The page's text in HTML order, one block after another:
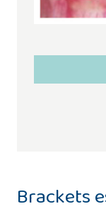
Brackets